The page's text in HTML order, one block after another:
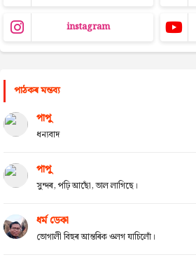
instagram
পাঠকৰ মন্তব্য
পাপু
ধন্যবাদ
পাপু
সুন্দৰ, পঢ়ি আছোঁ, ভাল লাগিছে।
ধৰ্ম ডেকা
ভোগালী বিহুৰ আন্তৰিক ওলগ যাচিলোঁ।